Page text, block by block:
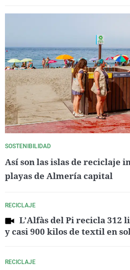
SOSTENIBILIDAD
Así son las islas de reciclaje
playas de Almería capital
RECICLAJE
L’Alfàs del Pi recicla 312
y casi 900 kilos de textil en
RECICLAJE